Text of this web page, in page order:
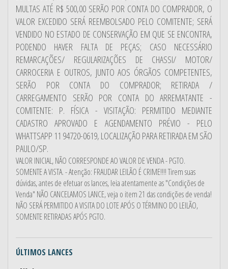
MULTAS ATÉ R$ 500,00 SERÃO POR CONTA DO COMPRADOR, O
VALOR EXCEDIDO SERÁ REEMBOLSADO PELO COMITENTE; SERÁ
VENDIDO NO ESTADO DE CONSERVAÇÃO EM QUE SE ENCONTRA,
PODENDO HAVER FALTA DE PEÇAS; CASO NECESSÁRIO
REMARCAÇÕES/ REGULARIZAÇÕES DE CHASSI/ MOTOR/
CARROCERIA E OUTROS, JUNTO AOS ÓRGÃOS COMPETENTES,
SERÃO POR CONTA DO COMPRADOR; RETIRADA /
CARREGAMENTO SERÃO POR CONTA DO ARREMATANTE -
COMITENTE: P. FÍSICA - VISITAÇÃO: PERMITIDO MEDIANTE
CADASTRO APROVADO E AGENDAMENTO PRÉVIO - PELO
WHATTSAPP 11 94720-0619, LOCALIZAÇÃO PARA RETIRADA EM SÃO
PAULO/SP.
VALOR INICIAL, NÃO CORRESPONDE AO VALOR DE VENDA - PGTO.
SOMENTE A VISTA. - Atenção: FRAUDAR LEILÃO É CRIME!!!! Tirem suas
dúvidas, antes de efetuar os lances, leia atentamente as "Condições de
Venda" NÃO CANCELAMOS LANCE, veja o item 21 das condições de venda!
NÃO SERÁ PERMITIDO A VISITA DO LOTE APÓS O TÉRMINO DO LEILÃO,
SOMENTE RETIRADAS APÓS PGTO.
ÚLTIMOS LANCES